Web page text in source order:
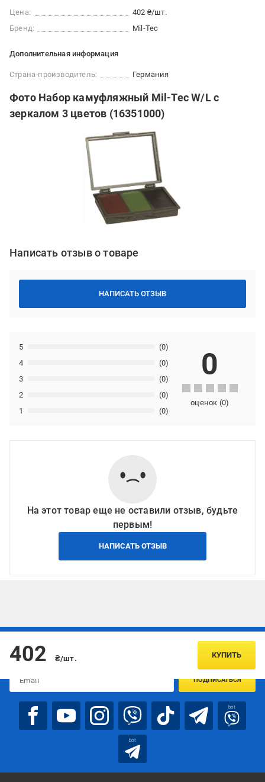
Цена:
402 ₴/шт.
Бренд:
Mil-Tec
Дополнительная информация
Страна-производитель: Германия
Фото Набор камуфляжный Mil-Tec W/L с
зеркалом 3 цветов (16351000)
Написать отзыв о товаре
НАПИСАТЬ ОТЗЫВ
1 (0)
2 (0)
3 (0)
4 (0)
5 (0)
0
оценок (0)
На этот товар еще не оставили отзыв, будьте
первым!
НАПИСАТЬ ОТЗЫВ
402 ₴/шт. КУПИТЬ
Подписывайтесь, чтобы узнавать первым об акцияx и
ПОДПИСАТЬСЯ
bot
bot